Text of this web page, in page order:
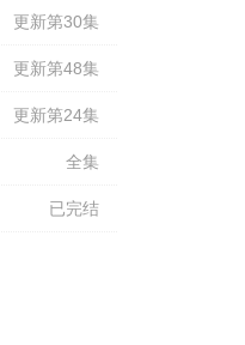
更新第30集
更新第48集
更新第24集
全集
已完结